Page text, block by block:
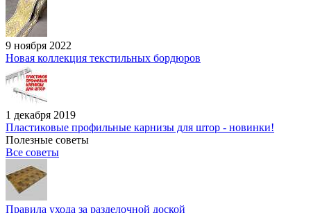
9 ноября 2022
Новая коллекция текстильных бордюров
1 декабря 2019
Пластиковые профильные карнизы для штор - новинки!
Полезные советы
Все советы
Правила ухода за разделочной доской